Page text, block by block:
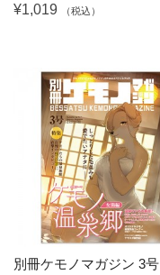
¥1,019
（税込）
別冊ケモノマガジン 3号